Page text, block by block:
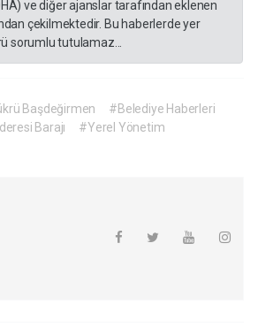
ve diğer ajanslar tarafından eklenen
çekilmektedir. Bu haberlerde yer
sorumlu tutulamaz...
Başdeğirmen
#Belediye Haberleri
Barajı
#Yerel Yönetim